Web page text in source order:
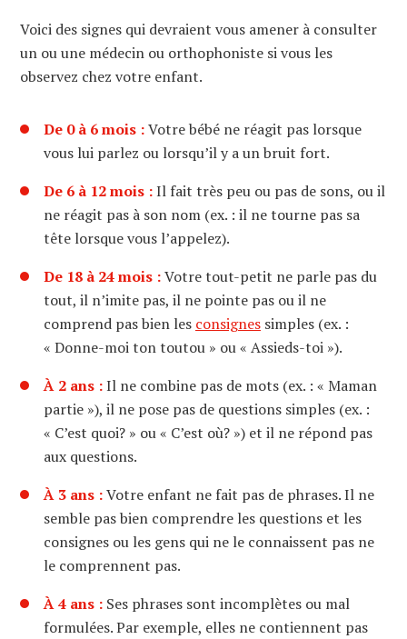
Voici des signes qui devraient vous amener à consulter
un ou une médecin ou orthophoniste si vous les
observez chez votre enfant.
De 0 à 6 mois :Votre bébé ne réagit pas lorsque
vous lui parlez ou lorsqu’il y a un bruit fort.
De 6 à 12 mois :Il fait très peu ou pas de sons, ou il
ne réagit pas à son nom (ex. : il ne tourne pas sa
tête lorsque vous l’appelez).
De 18 à 24 mois :Votre tout-petit ne parle pas du
tout, il n’imite pas, il ne pointe pas ou il ne
comprend pas bien les consignes simples (ex. :
« Donne-moi ton toutou » ou « Assieds-toi »).
À 2 ans :Il ne combine pas de mots (ex. : « Maman
partie »), il ne pose pas de questions simples (ex. :
« C’est quoi? » ou « C’est où? ») et il ne répond pas
aux questions.
À 3 ans :Votre enfant ne fait pas de phrases. Il ne
semble pas bien comprendre les questions et les
consignes ou les gens qui ne le connaissent pas ne
le comprennent pas.
À 4 ans : Ses phrases sont incomplètes ou mal
formulées. Par exemple, elles ne contiennent pas